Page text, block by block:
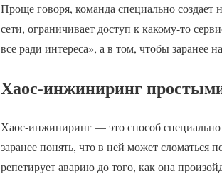
Проще говоря, команда специально создает
сети, ограничивает доступ к какому-то
все ради интереса», а в том, чтобы заранее
Хаос-инжиниринг
Хаос-инжиниринг — это способ
заранее понять, что в ней может сломаться
репетирует аварию до того, как она